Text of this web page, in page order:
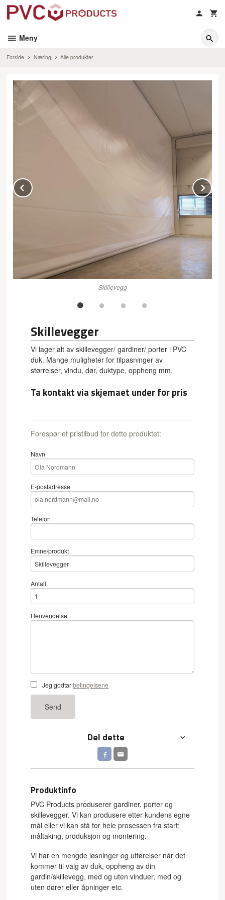
Gå
Meny
Forside Næring Alle produkter
Skillevegg
Prev
Skillevegger
Vi lager alt av skillevegger/ gardiner/ porter i PVC
duk. Mange muligheter for tilpasninger av
størrelser, vindu, dør, duktype, oppheng mm.
Ta kontakt via skjemaet under for pris
Forespør et pristilbud for dette produktet:
Navn
E-postadresse
Telefon
Emne/produkt
Antall
Henvendelse
Jeg godtarbetingelsene
Send
Del dette
Produktinfo
PVC Products produserer gardiner, porter og
skillevegger. Vi kan produsere etter kundens egne
mål eller vi kan stå for hele prosessen fra start;
måltaking, produksjon og montering.
Vi har en mengde løsninger og utførelser når det
kommer til valg av duk, oppheng av din
gardin/skillevegg, med og uten vinduer, med og
uten dører eller åpninger etc.